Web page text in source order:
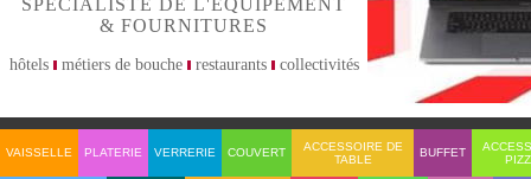
SPECIALISTE DE L'EQUIPEMENT
& FOURNITURES
hôtels métiers de bouche restaurants collectivités
VAISSELLE PLATERIE VERRERIE COUVERT
ACCESSOIRE DE
TABLE
BUFFET